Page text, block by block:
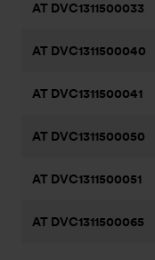
AT DVC1311500033
AT DVC1311500040
AT DVC1311500041
AT DVC1311500050
AT DVC1311500051
AT DVC1311500065